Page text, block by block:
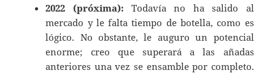
2022 (próxima): Todavía no ha salido al
mercado y le falta tiempo de botella, como es
lógico. No obstante, le auguro un potencial
enorme; creo que superará a las añadas
anteriores una vez se ensamble por completo.